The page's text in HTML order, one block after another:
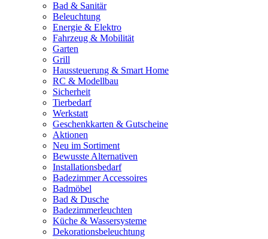
Bad & Sanitär
Beleuchtung
Energie & Elektro
Fahrzeug & Mobilität
Garten
Grill
Haussteuerung & Smart Home
RC & Modellbau
Sicherheit
Tierbedarf
Werkstatt
Geschenkkarten & Gutscheine
Aktionen
Neu im Sortiment
Bewusste Alternativen
Installationsbedarf
Badezimmer Accessoires
Badmöbel
Bad & Dusche
Badezimmerleuchten
Küche & Wassersysteme
Dekorationsbeleuchtung